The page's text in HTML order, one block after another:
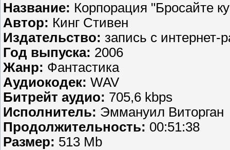
Название: Корпорация "Бросайте
Автор: Кинг Стивен
Издательство: запись с интернет-
Год выпуска: 2006
Жанр: Фантастика
Аудиокодек: WAV
Битрейт аудио: 705,6 kbps
Исполнитель: Эммануил Виторган
Продолжительность: 00:51:38
Размер: 513 Mb